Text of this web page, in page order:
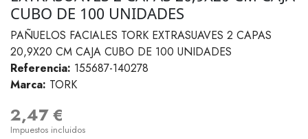
CUBO DE 100 UNIDADES
PAÑUELOS FACIALES TORK EXTRASUAVES 2 CAPAS
20,9X20 CM CAJA CUBO DE 100 UNIDADES
Referencia: 155687-140278
Marca: TORK
2,47 €
Impuestos incluidos